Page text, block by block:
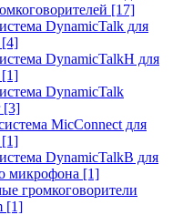
[17]
DynamicTalk для
[4]
DynamicTalkH для
[1]
DynamicTalk
[3]
MicConnect для
[1]
DynamicTalkB для
микрофона [1]
громкоговорители
[1]